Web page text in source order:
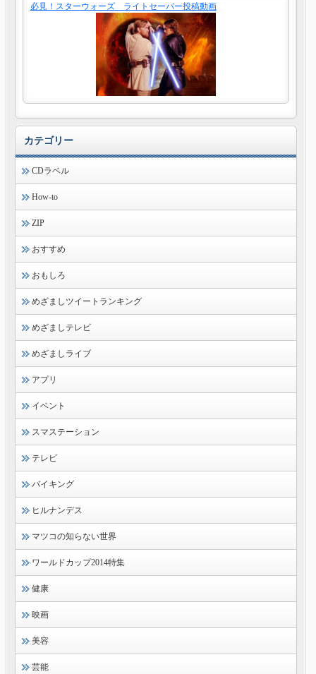
必見！スターウォーズ ライトセーバー投稿動画
カテゴリー
CDラベル
How-to
ZIP
おすすめ
おもしろ
めざましツイートランキング
めざましテレビ
めざましライブ
アプリ
イベント
スマステーション
テレビ
バイキング
ヒルナンデス
マツコの知らない世界
ワールドカップ2014特集
健康
映画
美容
芸能